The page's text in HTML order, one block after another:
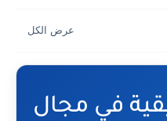
في مجال